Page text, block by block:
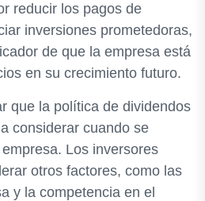
reducir los pagos de
inversiones prometedoras,
de que la empresa está
en su crecimiento futuro.
que la política de dividendos
considerar cuando se
Los inversores
otros factores, como las
y la competencia en el